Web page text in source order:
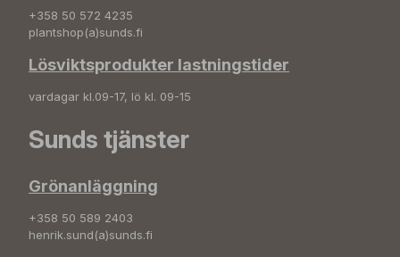
+358 50 572 4235
plantshop(a)sunds.fi
Lösviktsprodukter lastningstider
vardagar kl.09-17, lö kl. 09-15
Sunds tjänster
Grönanläggning
+358 50 589 2403
henrik.sund(a)sunds.fi